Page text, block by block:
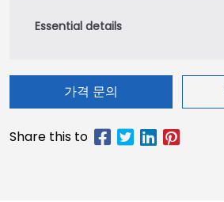
가격 문의